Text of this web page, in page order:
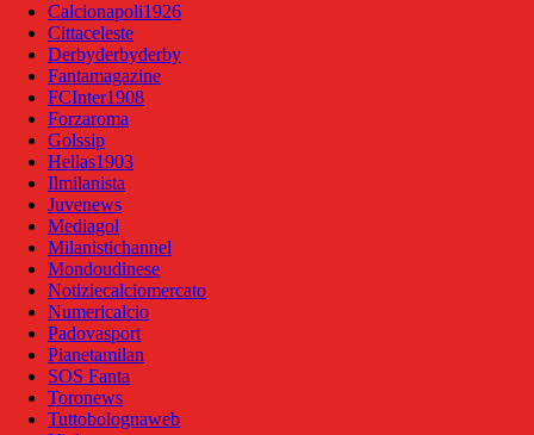
Calcionapoli1926
Cittaceleste
Derbyderbyderby
Fantamagazine
FCInter1908
Forzaroma
Golssip
Hellas1903
Ilmilanista
Juvenews
Mediagol
Milanistichannel
Mondoudinese
Notiziecalciomercato
Numericalcio
Padovasport
Pianetamilan
SOS Fanta
Toronews
Tuttobolognaweb